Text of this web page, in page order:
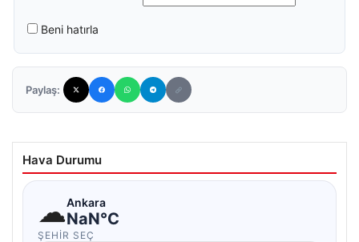
Beni hatırla
Paylaş:
Hava Durumu
☁Ankara
NaN°C
ŞEHIR SEÇ